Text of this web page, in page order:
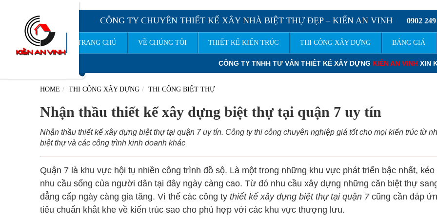
CÔNG TY CHUYÊN THIẾT KẾ XÂY NHÀ BIỆT THỰ ĐẸP – KIẾN AN VINH 0902
TRANG CHỦ VỀ CHÚNG TÔI THIẾT KẾ KIẾN TRÚC THI CÔNG XÂY DỰNG BẢNG GIÁ
KIẾN AN VINHXIN KÍNH CHÀO QUÝ KHÁCH.ĐƠN GIÁ THIẾT KẾ
HOME THI CÔNG XÂY DỰNG THI CÔNG BIỆT THỰ
Nhận thầu thiết kế xây dựng biệt thự tại quận 7 uy tín
Nhận thầu thiết kế xây dựng biệt thự tại quận 7 uy tín. Công ty thi công chuyên nghiệp giá tốt cho mọi kiến trúc từ
biệt thự và các công trình kinh doanh khác
Quận 7 là khu vực hội tụ nhiền công trình đồ sộ. Là một trong những khu vực phát triển bậc nhất, kéo
nhu cầu sống của người dân tại đây ngày càng cao. Từ đó nhu cầu xây dựng những căn biệt thự
đẳng cấp ngày càng gia tăng. Vì thế các công ty thiết kế xây dựng biệt thự tại quận 7cũng cần đáp
tiêu chuẩn khắt khe về kiến trúc sao cho phù hợp với các khu vực thượng lưu.